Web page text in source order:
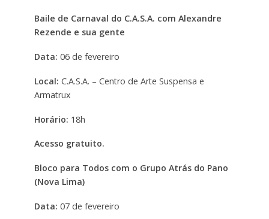
Baile de Carnaval do C.A.S.A. com Alexandre
Rezende e sua gente
Data: 06 de fevereiro
Local: C.A.S.A. – Centro de Arte Suspensa e
Armatrux
Horário: 18h
Acesso gratuito.
Bloco para Todos com o Grupo Atrás do Pano
(Nova Lima)
Data: 07 de fevereiro